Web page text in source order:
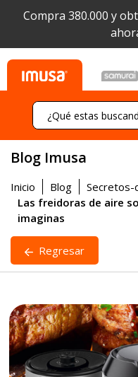
Compra 380.000 y
Blog Imusa
Inicio Blog
Secretos-
Las freidoras de aire
imaginas
Regresar